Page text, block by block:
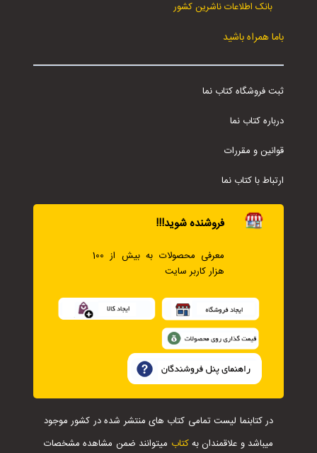
بانک اطلاعات ناشرین کشور
باما همراه باشید
ثبت فروشگاه کتاب نما
درباره کتاب نما
قوانین و مقررات
ارتباط با کتاب نما
فروشنده شوید!!!
معرفی محصولات به بیش از 100
هزار کاربر سایت
در کتابنما لیست تمامی کتاب های منتشر شده در کشور موجود
میباشد و علاقمندان بهکتاب میتوانند ضمن مشاهده مشخصات